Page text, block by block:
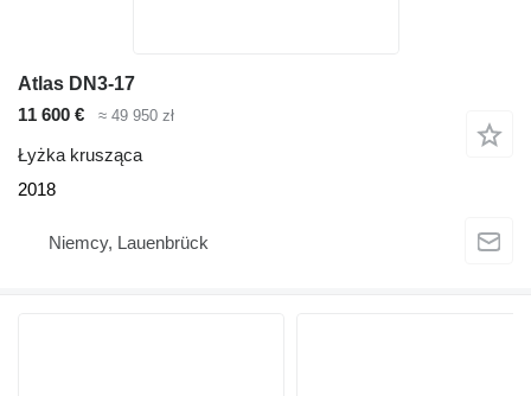
Atlas DN3-17
11 600 €
≈ 49 950 zł
Łyżka krusząca
2018
Niemcy, Lauenbrück